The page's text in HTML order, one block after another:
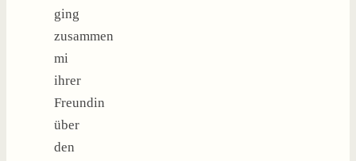
ging
zusammen
mi
ihrer
Freundin
über
den